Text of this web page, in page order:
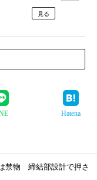
見る
Hatena
禁物 締結部設計で押さ